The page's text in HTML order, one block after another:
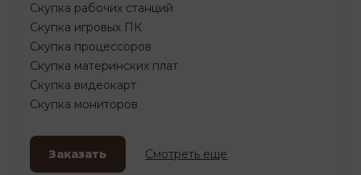
Скупка рабочих станций
Скупка игровых ПК
Скупка процессоров
Скупка материнских плат
Скупка видеокарт
Скупка мониторов
Заказать Смотреть еще